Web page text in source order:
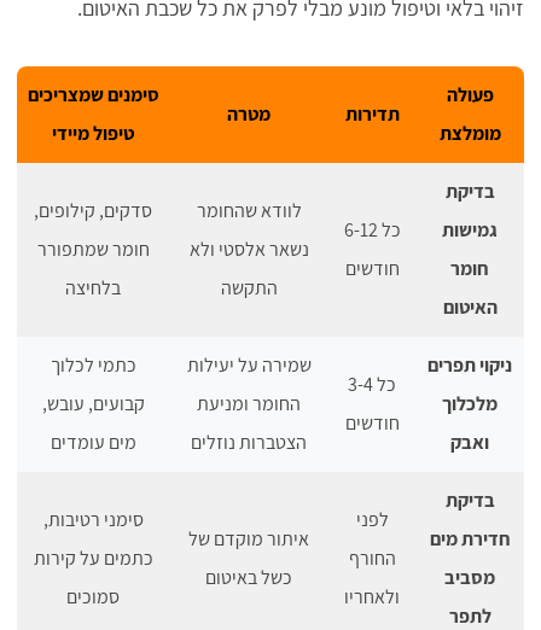
זיהוי בלאי וטיפול מונע מבלי לפרק את כל שכבת האיטום.
פעולה
מומלצת
תדירות מטרה
סימנים שמצריכים
טיפול מיידי
בדיקת
גמישות
חומר
האיטום
כל 6-12
חודשים
לוודא שהחומר
נשאר אלסטי ולא
התקשה
סדקים, קילופים,
חומר שמתפורר
בלחיצה
ניקוי תפרים
מלכלוך
ואבק
כל 3-4
חודשים
שמירה על יעילות
החומר ומניעת
הצטברות נוזלים
כתמי לכלוך
קבועים, עובש,
מים עומדים
בדיקת
חדירת מים
מסביב
לתפר
לפני
החורף
ולאחריו
איתור מוקדם של
כשל באיטום
סימני רטיבות,
כתמים על קירות
סמוכים